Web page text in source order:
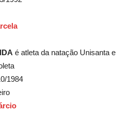
é atleta da natação Unisanta e
1984